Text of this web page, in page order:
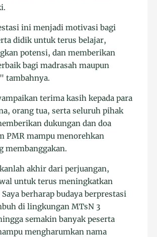
ini menjadi motivasi bagi
didik untuk terus belajar,
potensi, dan memberikan
bagi madrasah maupun
tambahnya.
terima kasih kepada para
orang tua, serta seluruh pihak
dukungan dan doa
PMR mampu menorehkan
membanggakan.
akhir dari perjuangan,
untuk terus meningkatkan
berharap budaya berprestasi
di lingkungan MTsN 3
semakin banyak peserta
mengharumkan nama